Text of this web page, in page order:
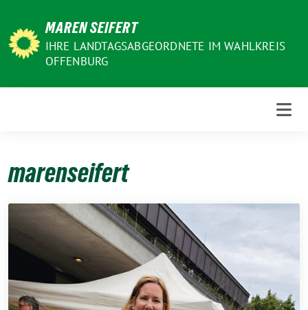
zum
Inhalt
MAREN SEIFERT
IHRE LANDTAGSABGEORDNETE IM WAHLKREIS
OFFENBURG
marenseifert